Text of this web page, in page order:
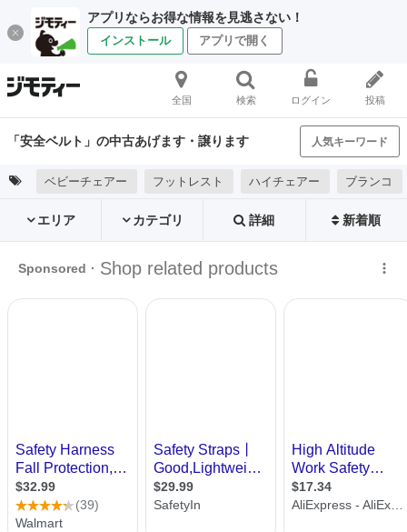
アプリならお得な情報を見逃さない！
インストール アプリで開く
全国 検索 ログイン 投稿
「安全ベルト」の中古あげます・譲ります 人気キーワード
ベビーチェアー フットレスト ハイチェアー ブランコ
エリア カテゴリ 詳細 新着順